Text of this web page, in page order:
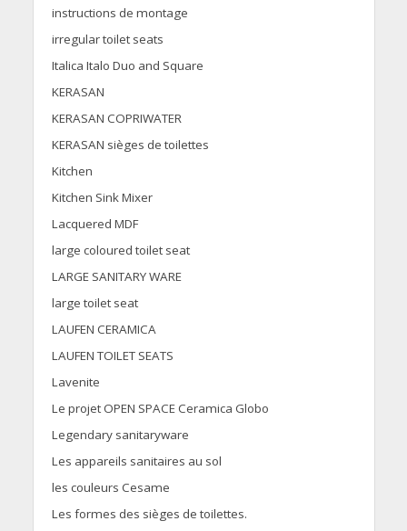
instructions de montage
irregular toilet seats
Italica Italo Duo and Square
KERASAN
KERASAN COPRIWATER
KERASAN sièges de toilettes
Kitchen
Kitchen Sink Mixer
Lacquered MDF
large coloured toilet seat
LARGE SANITARY WARE
large toilet seat
LAUFEN CERAMICA
LAUFEN TOILET SEATS
Lavenite
Le projet OPEN SPACE Ceramica Globo
Legendary sanitaryware
Les appareils sanitaires au sol
les couleurs Cesame
Les formes des sièges de toilettes.